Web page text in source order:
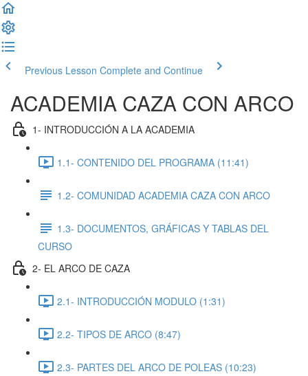
Previous Lesson Complete and Continue
ACADEMIA CAZA CON ARCO
1- INTRODUCCIÓN A LA ACADEMIA
1.1- CONTENIDO DEL PROGRAMA (11:41)
1.2- COMUNIDAD ACADEMIA CAZA CON ARCO
1.3- DOCUMENTOS, GRÁFICAS Y TABLAS DEL
CURSO
2- EL ARCO DE CAZA
2.1- INTRODUCCIÓN MODULO (1:31)
2.2- TIPOS DE ARCO (8:47)
2.3- PARTES DEL ARCO DE POLEAS (10:23)